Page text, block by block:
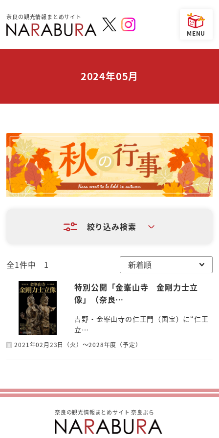
奈良の観光情報まとめサイト
2024年05月
絞り込み検索
全1件中 1
特別公開「金峯山寺 金剛力士立
像」（奈良…
吉野・金峯山寺の仁王門（国宝）に“仁王
立…
2021年02月23日（火）～2028年度（予定）
奈良の観光情報まとめサイト 奈良ぶら